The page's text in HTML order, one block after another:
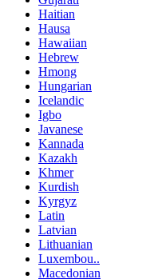
Haitian
Hausa
Hawaiian
Hebrew
Hmong
Hungarian
Icelandic
Igbo
Javanese
Kannada
Kazakh
Khmer
Kurdish
Kyrgyz
Latin
Latvian
Lithuanian
Luxembou..
Macedonian